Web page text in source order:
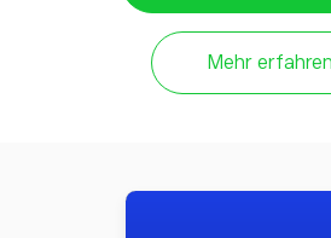
Cyberangriffe reagieren und so
den Angreifer
Aufgabenautomatisierung:
Personalressourcen zu
Mehr erfahren